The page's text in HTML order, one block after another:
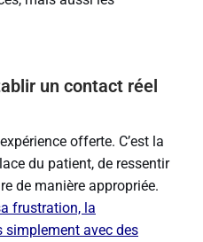
un contact réel
offerte. C’est la
du patient, de ressentir
de manière appropriée.
frustration, la
simplement avec des